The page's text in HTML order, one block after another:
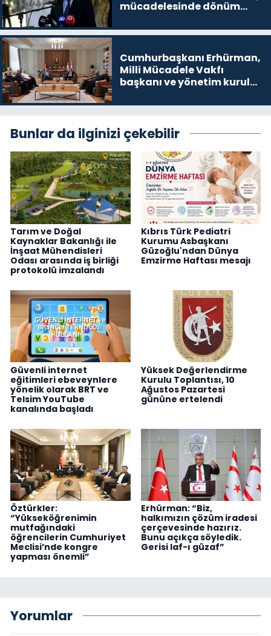
mücadelesinde dönüm
Cumhurbaşkanı Erhürman,
Milli Mücadele Vakfı
başkanı ve yönetim kurulu
Bunlar da ilginizi çekebilir
Tarım ve Doğal
Kaynaklar Bakanlığı ile
İnşaat Mühendisleri
Odası arasında iş birliği
protokolü imzalandı
Kıbrıs Türk Pediatri
Kurumu Asbaşkanı
Güzoğlu'ndan Dünya
Emzirme Haftası mesajı
Güvenli internet
eğitimleri ebeveynlere
yönelik olarak BRT ve
Telsim YouTube
kanalında başladı
Yüksek Değerlendirme
Kurulu Toplantısı, 10
Ağustos Pazartesi
gününe ertelendi
Öztürkler:
“Yükseköğrenimin
mutfağındaki
öğrencilerin Cumhuriyet
Meclisi’nde kongre
yapması önemli”
Erhürman: “Biz,
halkımızın çözüm iradesi
çerçevesinde hazırız.
Bunu açıkça söyledik.
Gerisi laf-ı güzaf”
Yorumlar